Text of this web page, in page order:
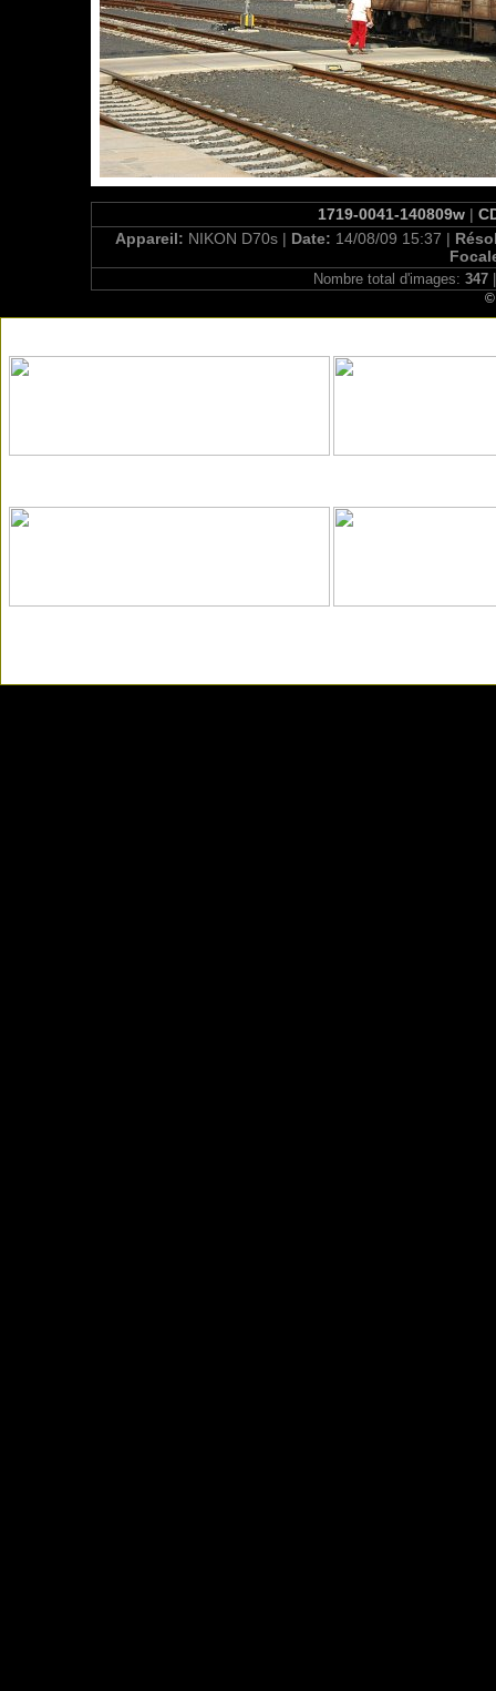
1719-0041-140809w |
Appareil: NIKON D70s | Date: 14/08/09 15:37 |
Nombre total d'images: 347|
©